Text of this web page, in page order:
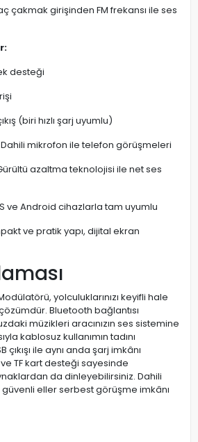
çakmak girişinden FM frekansı ile ses
desteği
(biri hızlı şarj uyumlu)
Dahili mikrofon ile telefon görüşmeleri
azaltma teknolojisi ile net ses
ve Android cihazlarla tam uyumlu
ve pratik yapı, dijital ekran
yolculuklarınızı keyifli hale
Bluetooth bağlantısı
müzikleri aracınızın ses sistemine
kablosuz kullanımın tadını
çıkışı ile aynı anda şarj imkânı
TF kart desteği sayesinde
da dinleyebilirsiniz. Dahili
eller serbest görüşme imkânı